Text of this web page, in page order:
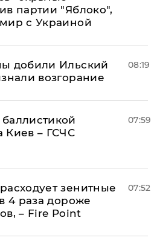
партии "Яблоко",
с Украиной
добили Ильский
возгорание
08:19
Киев – ГСЧС
07:59
зенитные
4 раза дороже
– Fire Point
07:52